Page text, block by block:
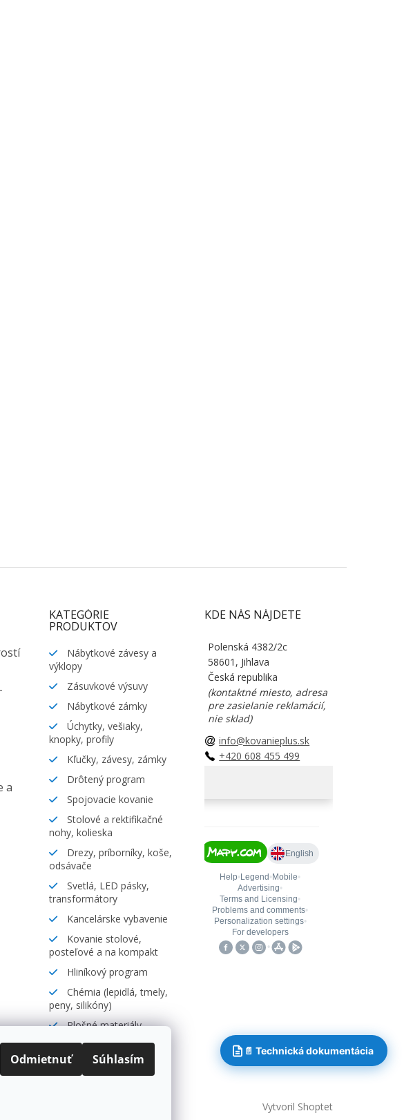
Odmietnuť Súhlasím
a
KATEGÓRIE
PRODUKTOV
Nábytkové závesy a
výklopy
Zásuvkové výsuvy
Nábytkové zámky
Úchytky, vešiaky,
knopky, profily
Kľučky, závesy, zámky
Drôtený program
Spojovacie kovanie
Stolové a rektifikačné
nohy, kolieska
Drezy, príborníky, koše,
odsávače
Svetlá, LED pásky,
transformátory
Kancelárske vybavenie
Kovanie stolové,
posteľové a na kompakt
Hliníkový program
Chémia (lepidlá, tmely,
peny, silikóny)
Plošné materiály,
KDE NÁS NÁJDETE
Polenská 4382/2c
58601, Jihlava
Česká republika
(kontaktné miesto, adresa
pre zasielanie reklamácií,
nie sklad)
info@kovanieplus.sk
+420 608 455 499
Vytvoril Shoptet
📄 Technická dokumentácia